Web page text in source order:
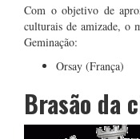
Com o objetivo de
culturais de amizade, o
Geminação:
Orsay (França)
Brasão da